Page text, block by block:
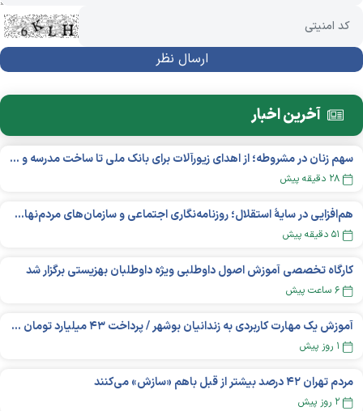
آخرین اخبار
سهم زنان در مشروطه؛ از اهدای زیورآلات برای بانک ملی تا ساخت مدرسه و یتیم‌خانه
۲۸ دقیقه پیش
هم‌افزایی در سایهٔ استقلال؛ روزنامه‌نگاری اجتماعی و سازمان‌های مردم‌نهاد در اکوسیستم بین‌المللی غیردولتی‌ها
۵۱ دقیقه پیش
کارگاه تخصصی آموزش اصول داوطلبی ویژه داوطلبان بهزیستی برگزار شد
۶ ساعت پیش
آموزش یک مهارت کاربردی به زندانیان بوشهر / پرداخت ۴۳ میلیارد تومان تسهیلات خوداشتغالی
۱ روز پیش
مردم تهران ۴۲ درصد بیشتر از قبل باهم «سازش» می‌کنند
۲ روز پیش